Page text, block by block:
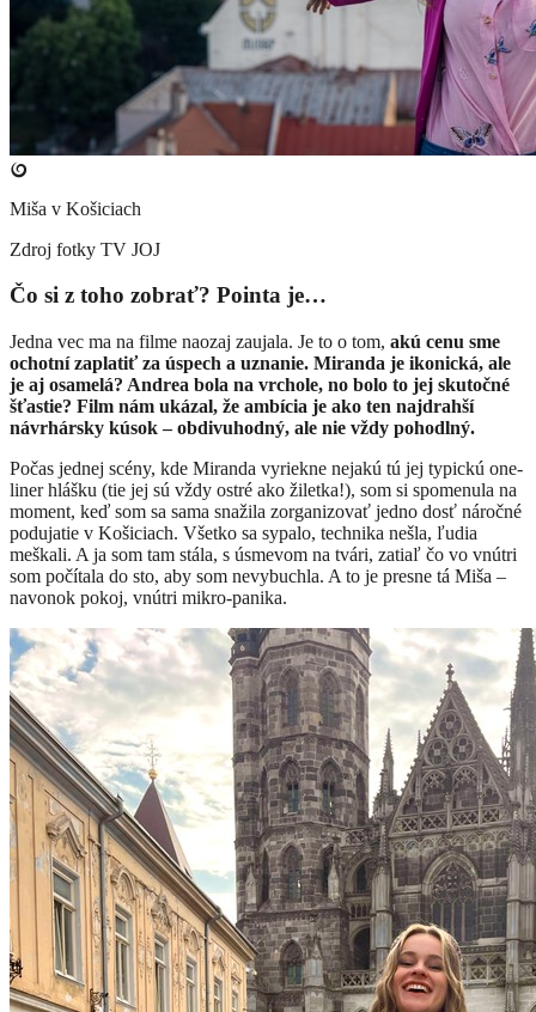
Miša v Košiciach
Zdroj fotky TV JOJ
Čo si z toho zobrať? Pointa je…
Jedna vec ma na filme naozaj zaujala. Je to o tom, akú cenu sme
ochotní zaplatiť za úspech a uznanie. Miranda je ikonická, ale
je aj osamelá? Andrea bola na vrchole, no bolo to jej skutočné
šťastie? Film nám ukázal, že ambícia je ako ten najdrahší
návrhársky kúsok – obdivuhodný, ale nie vždy pohodlný.
Počas jednej scény, kde Miranda vyriekne nejakú tú jej typickú one-
liner hlášku (tie jej sú vždy ostré ako žiletka!), som si spomenula na
moment, keď som sa sama snažila zorganizovať jedno dosť náročné
podujatie v Košiciach. Všetko sa sypalo, technika nešla, ľudia
meškali. A ja som tam stála, s úsmevom na tvári, zatiaľ čo vo vnútri
som počítala do sto, aby som nevybuchla. A to je presne tá Miša –
navonok pokoj, vnútri mikro-panika.